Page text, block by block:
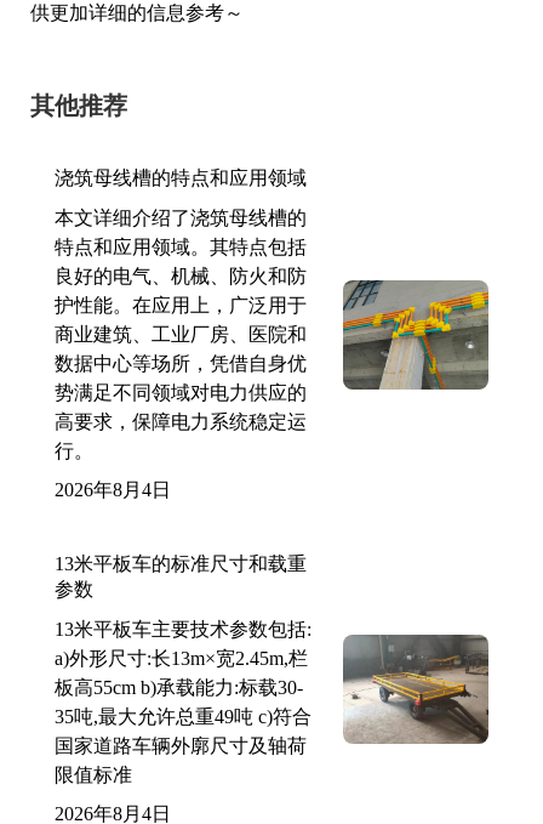
供更加详细的信息参考～
其他推荐
浇筑母线槽的特点和应用领域
本文详细介绍了浇筑母线槽的
特点和应用领域。其特点包括
良好的电气、机械、防火和防
护性能。在应用上，广泛用于
商业建筑、工业厂房、医院和
数据中心等场所，凭借自身优
势满足不同领域对电力供应的
高要求，保障电力系统稳定运
行。
2026年8月4日
13米平板车的标准尺寸和载重
参数
13米平板车主要技术参数包括:
a)外形尺寸:长13m×宽2.45m,栏
板高55cm b)承载能力:标载30-
35吨,最大允许总重49吨 c)符合
国家道路车辆外廓尺寸及轴荷
限值标准
2026年8月4日